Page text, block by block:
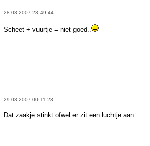
28-03-2007 23:49:44
Scheet + vuurtje = niet goed..
29-03-2007 00:11:23
Dat zaakje stinkt ofwel er zit een luchtje aan........